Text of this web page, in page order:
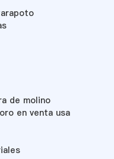
de molino
en venta usa